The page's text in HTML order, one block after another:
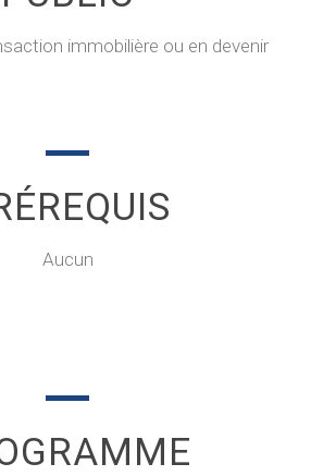
immobilière ou en devenir
Aucun